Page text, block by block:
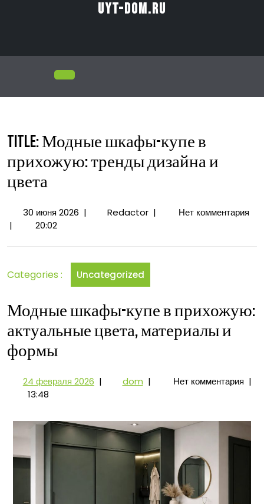
uyt-dom.ru
Title: Модные шкафы-купе в
прихожую: тренды дизайна и
цвета
30 июня 202630| RedactorTitle:
купе
в
тренды
и
цвета
|
Нет комментария
|
20:02
Categories : Uncategorized
Модные шкафы-купе в прихожую:
актуальные цвета, материалы и
формы
24 февраля 202624| domМодные
в
прихожую:
актуальные
цвета,
материалы
формы
| Нет комментария |
13:48